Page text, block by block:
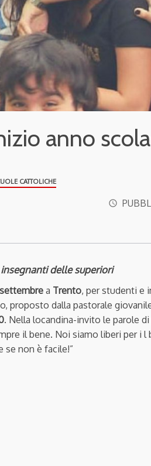
anno
CATTOLICHE
access_time
insegnanti delle superiori
a Trento, per studenti e
proposto dalla pastorale
. Nella locandina-invito le parole di
il bene. Noi siamo liberi per i l
se non è facile!”